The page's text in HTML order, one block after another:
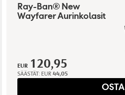
Ray-Ban® New
Wayfarer Aurinkolasit
EUR 120,95
SÄÄSTÄT: EUR 44,05
OSTA